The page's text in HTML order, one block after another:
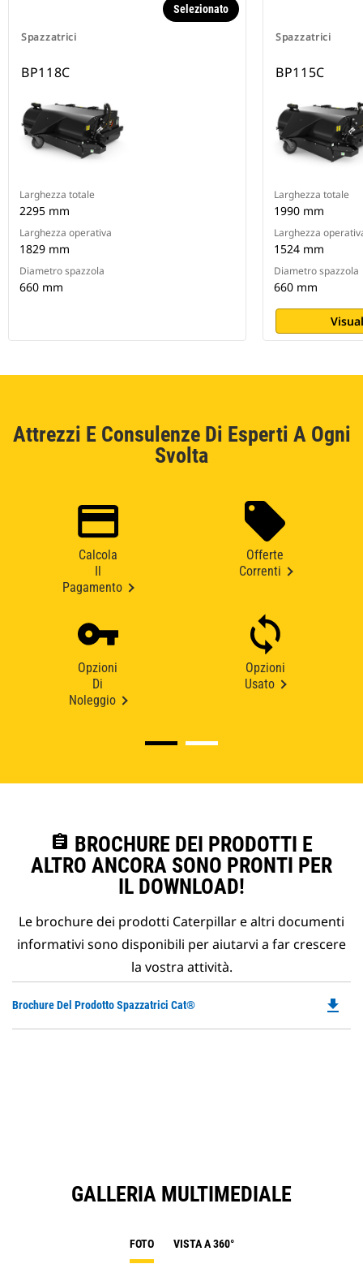
Spazzatrici
Selezionato
BP118C
Larghezza totale
2295 mm
Larghezza operativa
1829 mm
Diametro spazzola
660 mm
Spazzatrici
BP115C
Larghezza totale
1990 mm
Larghezza
1524 mm
Diametro spazzola
660 mm
Attrezzi E Consulenze Di Esperti A Ogni
Svolta
Calcola
Pagamento
Offerte
Correnti
Opzioni
Di
Noleggio
Opzioni
Usato
assignment BROCHURE DEI PRODOTTI E
ALTRO ANCORA SONO PRONTI PER
IL DOWNLOAD!
Le brochure dei prodotti Caterpillar e altri documenti
informativi sono disponibili per aiutarvi a far crescere
la vostra attività.
Brochure Del Prodotto Spazzatrici Cat® file_download
GALLERIA MULTIMEDIALE
FOTO VISTA A 360°